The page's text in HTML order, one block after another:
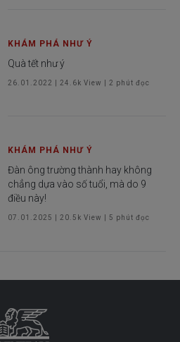
KHÁM PHÁ NHƯ Ý
Quà tết như ý
26.01.2022 24.6k View | 2 phút đọc
KHÁM PHÁ NHƯ Ý
Đàn ông trường thành hay không
chẳng dựa vào số tuổi, mà do 9
điều này!
07.01.2025 20.5k View |5 phút đọc